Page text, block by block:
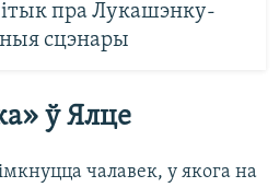
пра Лукашэнку-
сцэнары
ў Ялце
чалавек, у якога на